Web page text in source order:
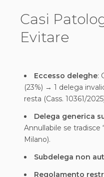
Casi
Evitare
Eccesso deleghe:
(23%) → 1 delega
resta (Cass. 10361/
Delega generica
Annullabile se tradisce
Milano).
Subdelega non
Regolamento